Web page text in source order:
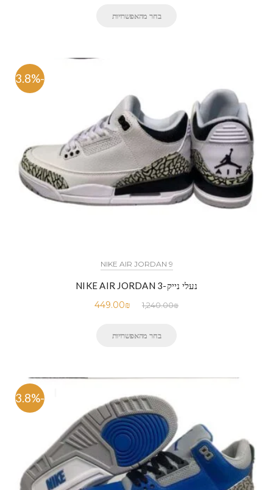
בחר מהאפשרויות
-63.8%
NIKE AIR JORDAN 9
נעלי נייק-NIKE AIR JORDAN 3
1,240.00₪
449.00₪
בחר מהאפשרויות
-63.8%